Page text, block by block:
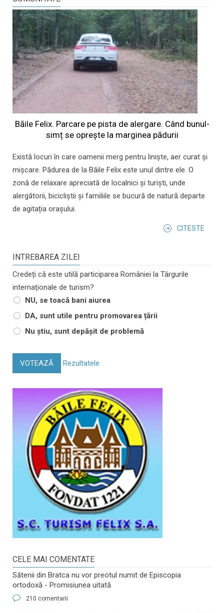
Băile Felix. Parcare pe pista de alergare. Când bunul-
simț se oprește la marginea pădurii
Există locuri în care oamenii merg pentru liniște, aer curat și
mișcare. Pădurea de la Băile Felix este unul dintre ele. O
zonă de relaxare apreciată de localnici și turiști, unde
alergătorii, bicicliștii și familiile se bucură de natură departe
de agitația orașului.
CITESTE
INTREBAREA ZILEI
Credeți că este utilă participarea României la Târgurile
internaționale de turism?
NU, se toacă bani aiurea
DA, sunt utile pentru promovarea țării
Nu știu, sunt depășit de problemă
VOTEAZĂ Rezultatele
CELE MAI COMENTATE
Sătenii din Bratca nu vor preotul numit de Episcopia
ortodoxă - Promisiunea uitată
210 comentarii